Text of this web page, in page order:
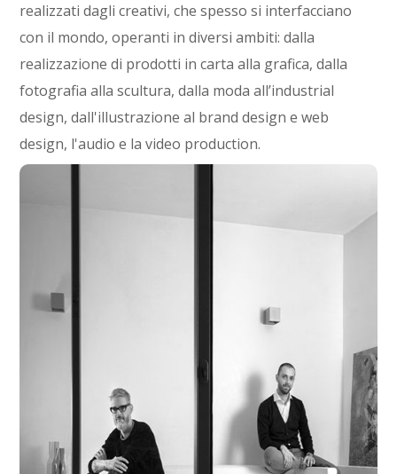
realizzati dagli creativi, che spesso si interfacciano
con il mondo, operanti in diversi ambiti: dalla
realizzazione di prodotti in carta alla grafica, dalla
fotografia alla scultura, dalla moda all’industrial
design, dall'illustrazione al brand design e web
design, l'audio e la video production.